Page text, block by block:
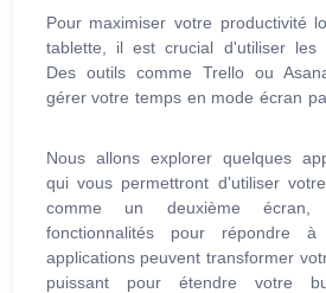
Pour maximiser votre productivité
tablette, il est crucial d'utiliser les
Des outils comme Trello ou
gérer votre temps en mode écran
Nous allons explorer quelques
qui vous permettront d'utiliser votre
comme un deuxième écran,
fonctionnalités pour répondre
applications peuvent transformer
puissant pour étendre votre